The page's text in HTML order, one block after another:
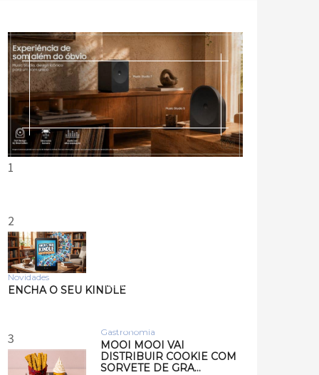
1
Tecnologia
Musi…
2
Novidades
ENCHA O SEU KINDLE
3 Gastronomia
MOOI MOOI VAI
DISTRIBUIR COOKIE COM
SORVETE DE GRA…